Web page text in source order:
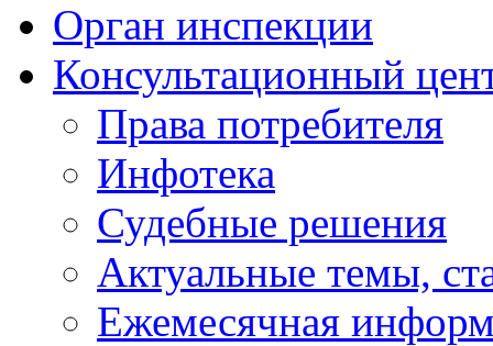
Орган инспекции
Консультационный
Права потребителя
Инфотека
Судебные решения
Актуальные темы,
Ежемесячная